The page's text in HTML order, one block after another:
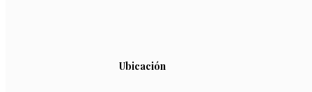
Ubicación